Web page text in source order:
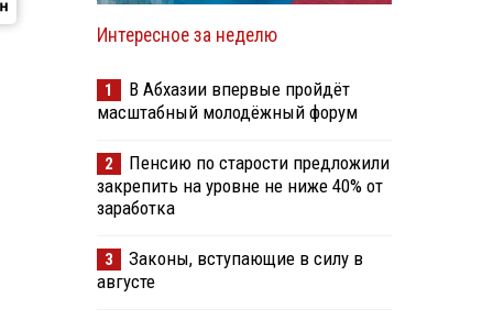
Интересное за неделю
1
В Абхазии впервые пройдёт
масштабный молодёжный форум
2
Пенсию по старости предложили
закрепить на уровне не ниже 40% от
заработка
3
Законы, вступающие в силу в
августе